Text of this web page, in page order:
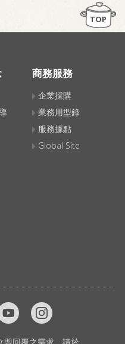
TOP
商務服務
企業採購
業務用型錄
服務據點
Global Site